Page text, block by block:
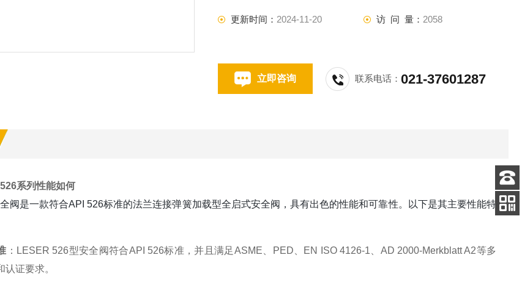
更新时间： 2024-11-20 访 问 量： 2058
立即咨询 联系电话：021-37601287
系列性能如何
阀是一款符合API 526标准的法兰连接弹簧加载型全启式安全阀，具有出色的性能和可靠性。以下是其主要性能特
：LESER 526型安全阀符合API 526标准，并且满足ASME、PED、EN ISO 4126-1、AD 2000-Merkblatt A2等多
证要求。
客服
电话